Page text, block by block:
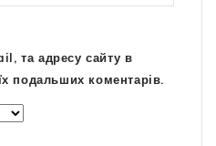
та адресу сайту в
подальших коментарів.